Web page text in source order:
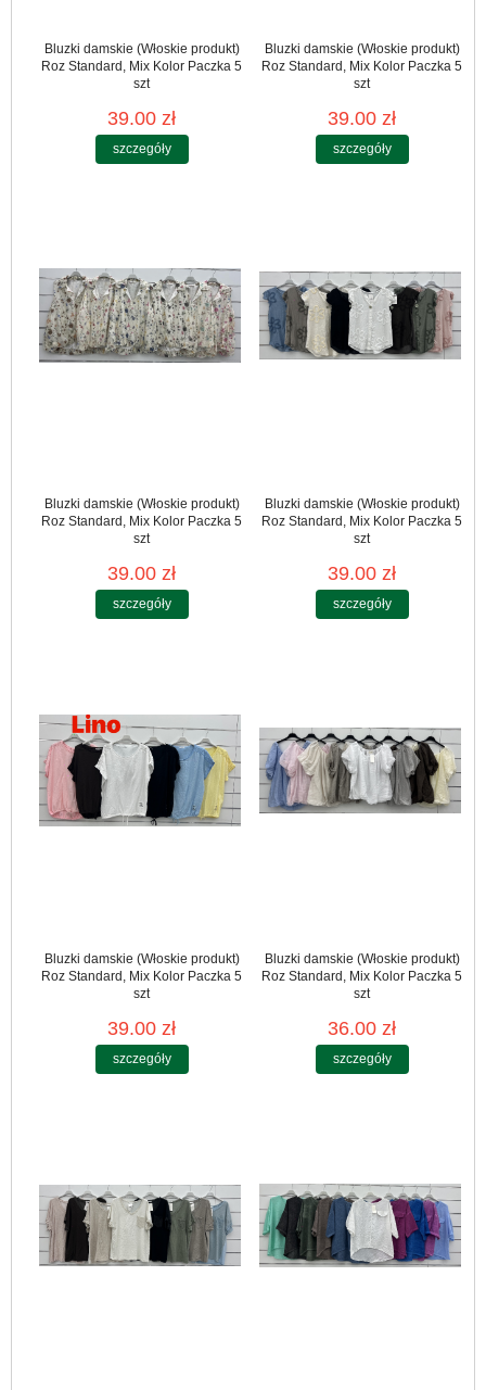
Bluzki damskie (Włoskie produkt)
Roz Standard, Mix Kolor Paczka 5
szt
39.00 zł
szczegóły
Bluzki damskie (Włoskie produkt)
Roz Standard, Mix Kolor Paczka 5
szt
39.00 zł
szczegóły
Bluzki damskie (Włoskie produkt)
Roz Standard, Mix Kolor Paczka 5
szt
39.00 zł
szczegóły
Bluzki damskie (Włoskie produkt)
Roz Standard, Mix Kolor Paczka 5
szt
39.00 zł
szczegóły
Bluzki damskie (Włoskie produkt)
Roz Standard, Mix Kolor Paczka 5
szt
39.00 zł
szczegóły
Bluzki damskie (Włoskie produkt)
Roz Standard, Mix Kolor Paczka 5
szt
36.00 zł
szczegóły